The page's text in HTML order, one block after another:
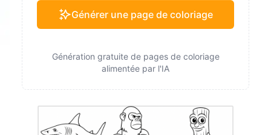
Générer une page de coloriage
Génération gratuite de pages de coloriage
alimentée par l'IA